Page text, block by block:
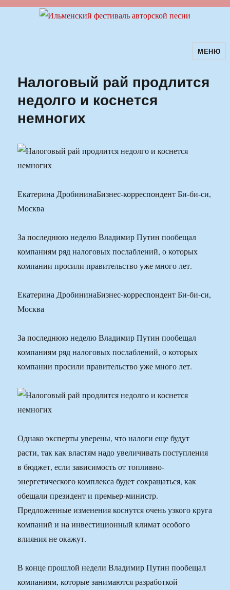
Ильменский фестиваль авторскойМЕНЮ
Налоговый рай продлится
недолго и коснется
немногих
Екатерина ДробининаБизнес-корреспондент Би-би-си,
Москва
За последнюю неделю Владимир Путин пообещал
компаниям ряд налоговых послаблений, о которых
компании просили правительство уже много лет.
Екатерина ДробининаБизнес-корреспондент Би-би-си,
Москва
За последнюю неделю Владимир Путин пообещал
компаниям ряд налоговых послаблений, о которых
компании просили правительство уже много лет.
Однако эксперты уверены, что налоги еще будут
расти, так как властям надо увеличивать поступления
в бюджет, если зависимость от топливно-
энергетического комплекса будет сокращаться, как
обещали президент и премьер-министр.
Предложенные изменения коснутся очень узкого круга
компаний и на инвестиционный климат особого
влияния не окажут.
В конце прошлой недели Владимир Путин пообещал
компаниям, которые занимаются разработкой